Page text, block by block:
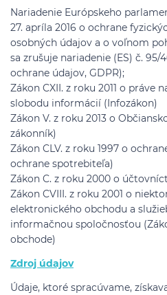
Nariadenie Európskeho
27. apríla 2016 o ochrane
osobných údajov a o voľnom
sa zrušuje nariadenie (ES) č. 95/
ochrane údajov, GDPR);
Zákon CXII. z roku 2011 o práve
slobodu informácií (Infozákon)
Zákon V. z roku 2013 o
zákonník)
Zákon CLV. z roku 1997 o
ochrane spotrebiteľa)
Zákon C. z roku 2000 o
Zákon CVIII. z roku 2001 o
elektronického obchodu a
informačnou spoločnosťou
obchode)
Zdroj údajov
Údaje, ktoré spracúvame,